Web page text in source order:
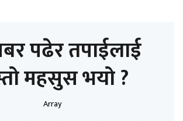
पढेर तपाईलाई
महसुस भयो ?
Array